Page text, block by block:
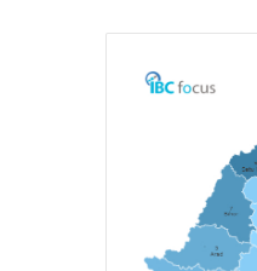
112
februarie